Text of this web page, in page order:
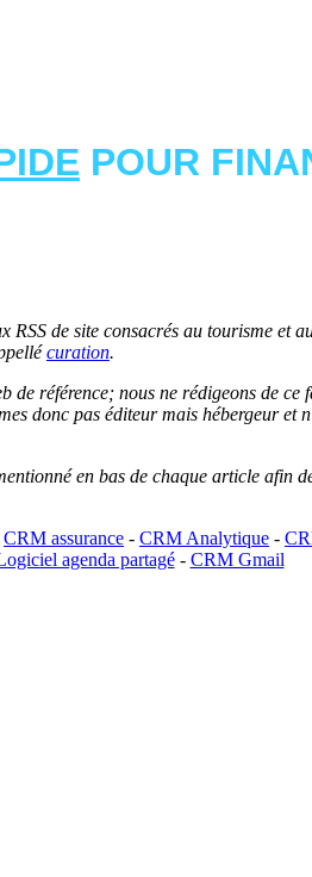
POUR
de site consacrés au tourisme et
curation.
référence; nous ne rédigeons de
donc pas éditeur mais hébergeur
en bas de chaque article afin
CRM assurance - CRM Analytique -
agenda partagé- CRM Gmail